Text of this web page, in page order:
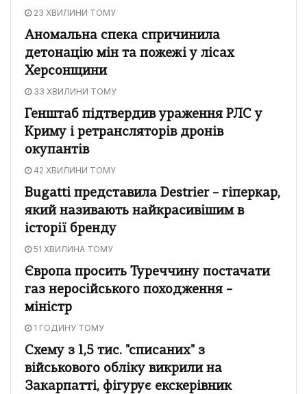
23 ХВИЛИНИ ТОМУ
Аномальна спека спричинила
детонацію мін та пожежі у лісах
Херсонщини
33 ХВИЛИНИ ТОМУ
Генштаб підтвердив ураження РЛС у
Криму і ретрансляторів дронів
окупантів
42 ХВИЛИНИ ТОМУ
Bugatti представила Destrier – гіперкар,
який називають найкрасивішим в
історії бренду
51 ХВИЛИНА ТОМУ
Європа просить Туреччину постачати
газ неросійського походження –
міністр
1 ГОДИНУ ТОМУ
Схему з 1,5 тис. "списаних" з
військового обліку викрили на
Закарпатті, фігурує екскерівник